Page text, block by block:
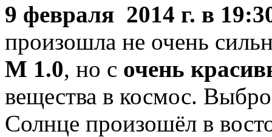
9 февраля 2014 г. в
произошла не очень
М 1.0, но с очень
вещества в космос.
Солнце произошёл в